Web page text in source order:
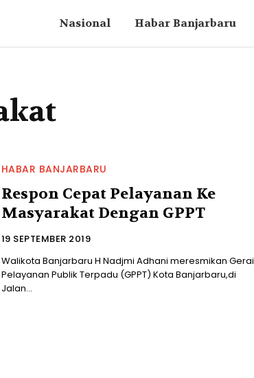
Nasional Habar Banjarbaru
HABAR BANJARBARU
Respon Cepat Pelayanan Ke
Masyarakat Dengan GPPT
19 SEPTEMBER 2019
Walikota Banjarbaru H Nadjmi Adhani meresmikan Gerai
Pelayanan Publik Terpadu (GPPT) Kota Banjarbaru,di
Jalan...